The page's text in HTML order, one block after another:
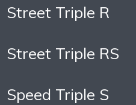
Street Triple R
Street Triple RS
Speed Triple S